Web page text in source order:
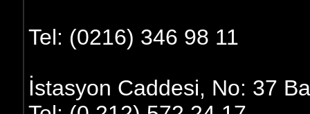
Tel: (0216) 346 98 11
İstasyon Caddesi, No: 37